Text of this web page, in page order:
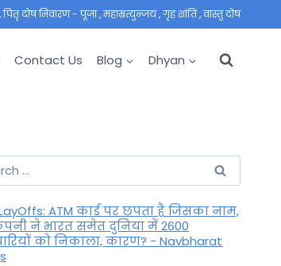
दोष निवारण - पूजा , महाम्रत्युन्जय , गृह शांति , वास्तु दोष
Contact Us Blog Dhyan
ATM कार्ड पर छपता है जिसका नाम,
ने भारत समेत दुनिया में 2600
को निकाला, कारण? - Navbharat